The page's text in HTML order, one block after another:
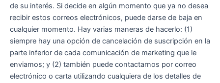
de su interés. Si decide en algún momento que ya no desea
recibir estos correos electrónicos, puede darse de baja en
cualquier momento. Hay varias maneras de hacerlo: (1)
siempre hay una opción de cancelación de suscripción en la
parte inferior de cada comunicación de marketing que le
enviamos; y (2) también puede contactarnos por correo
electrónico o carta utilizando cualquiera de los detalles de